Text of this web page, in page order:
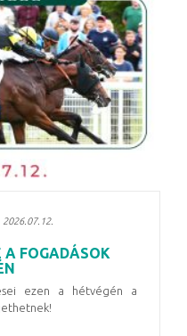
A FOGADÁSOK
ezen a hétvégén a